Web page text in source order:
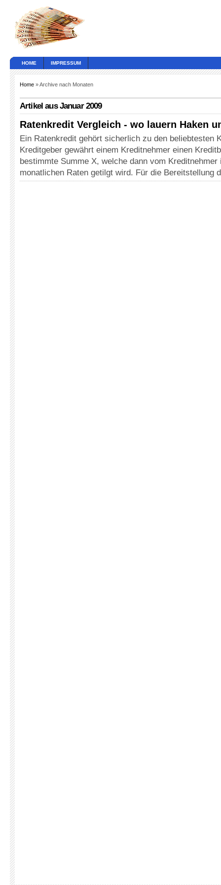
HOME IMPRESSUM
Home » Archive nach Monaten
Artikel aus Januar 2009
Ratenkredit Vergleich - wo lauern Haken
Ein Ratenkredit gehört sicherlich zu den beliebtesten
Kreditgeber gewährt einem Kreditnehmer einen
bestimmte Summe X, welche dann vom Kreditnehmer
monatlichen Raten getilgt wird. Für die Bereitstellung